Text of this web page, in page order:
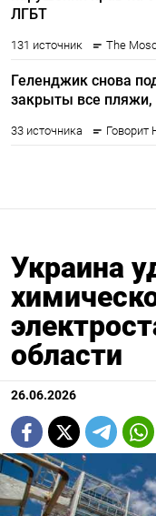
Украина
области
26.06.2026